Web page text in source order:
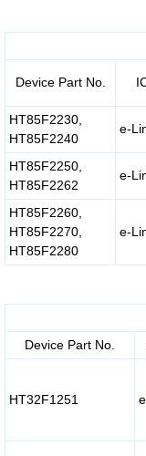
Device Part No.
HT85F2230,
HT85F2240
e-
HT85F2250,
HT85F2262
e-
HT85F2260,
HT85F2270,
HT85F2280
e-
Device Part No.
HT32F1251